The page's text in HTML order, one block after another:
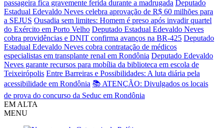
passageira fica gravemente ferida durante a madrugada Deputado
Estadual Edevaldo Neves celebra aprovação de R$ 60 milhões para
a SEJUS Ousadia sem limites: Homem é preso após invadir quartel
do Exército em Porto Velho Deputado Estadual Edevaldo Neves
cobra providências e DNIT confirma avanços na BR-425 Deputado
Estadual Edevaldo Neves cobra contratação de médicos
especialistas em transplante renal em Rondônia Deputado Edevaldo
Neves garante recursos para mobília da biblioteca em escola de
Teixeirópolis Entre Barreiras e Possibilidades: A luta diária pela
acessibilidade em Rondônia 📚 ATENÇÃO: Divulgados os locais
de prova do concurso da Seduc em Rondônia
EM ALTA
MENU